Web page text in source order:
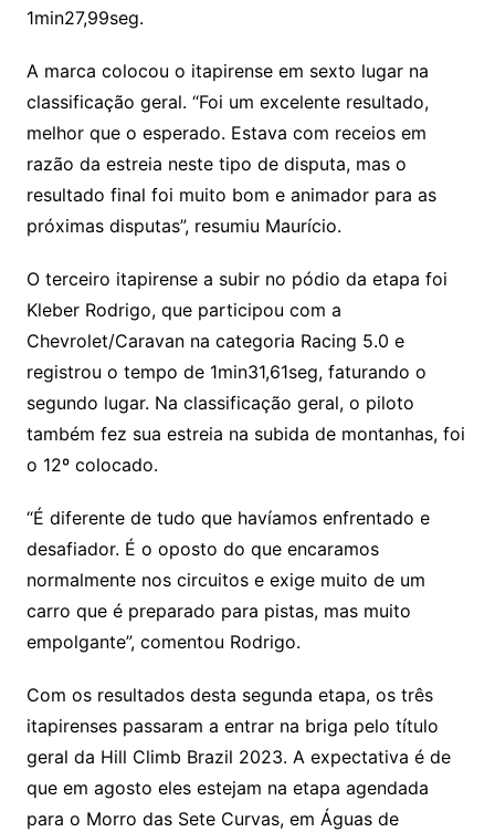
1min27,99seg.
A marca colocou o itapirense em sexto lugar na
classificação geral. “Foi um excelente resultado,
melhor que o esperado. Estava com receios em
razão da estreia neste tipo de disputa, mas o
resultado final foi muito bom e animador para as
próximas disputas”, resumiu Maurício.
O terceiro itapirense a subir no pódio da etapa foi
Kleber Rodrigo, que participou com a
Chevrolet/Caravan na categoria Racing 5.0 e
registrou o tempo de 1min31,61seg, faturando o
segundo lugar. Na classificação geral, o piloto
também fez sua estreia na subida de montanhas, foi
o 12º colocado.
“É diferente de tudo que havíamos enfrentado e
desafiador. É o oposto do que encaramos
normalmente nos circuitos e exige muito de um
carro que é preparado para pistas, mas muito
empolgante”, comentou Rodrigo.
Com os resultados desta segunda etapa, os três
itapirenses passaram a entrar na briga pelo título
geral da Hill Climb Brazil 2023. A expectativa é de
que em agosto eles estejam na etapa agendada
para o Morro das Sete Curvas, em Águas de